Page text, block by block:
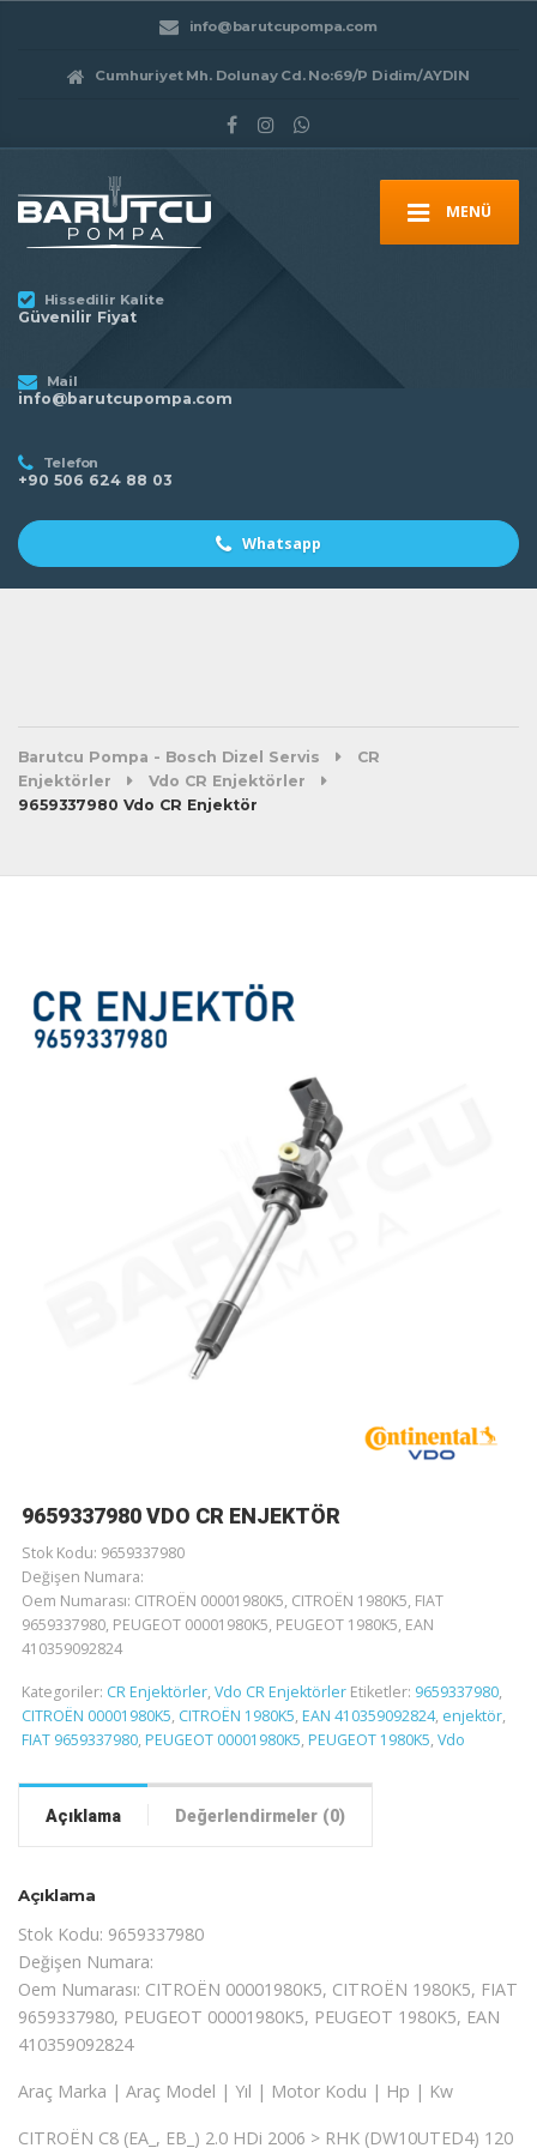
info@barutcupompa.com
Cumhuriyet Mh. Dolunay Cd. No:69/P Didim/AYDIN
MENÜ
Hissedilir Kalite
Güvenilir Fiyat
Mail
info@barutcupompa.com
Telefon
+90 506 624 88 03
Whatsapp
Barutcu Pompa - Bosch Dizel Servis
CR
Enjektörler
Vdo CR Enjektörler
9659337980 Vdo CR Enjektör
9659337980 VDO CR ENJEKTÖR
Stok Kodu: 9659337980
Değişen Numara:
Oem Numarası: CITROËN 00001980K5, CITROËN 1980K5, FIAT
9659337980, PEUGEOT 00001980K5, PEUGEOT 1980K5, EAN
410359092824
Kategoriler: CR Enjektörler, Vdo CR Enjektörler Etiketler: 9659337980,
CITROËN 00001980K5, CITROËN 1980K5, EAN 410359092824, enjektör,
FIAT 9659337980, PEUGEOT 00001980K5, PEUGEOT 1980K5, Vdo
Açıklama Değerlendirmeler (0)
Açıklama
Stok Kodu: 9659337980
Değişen Numara:
Oem Numarası: CITROËN 00001980K5, CITROËN 1980K5, FIAT
9659337980, PEUGEOT 00001980K5, PEUGEOT 1980K5, EAN
410359092824
Araç Marka | Araç Model | Yıl | Motor Kodu | Hp | Kw
CITROËN C8 (EA_, EB_) 2.0 HDi 2006 > RHK (DW10UTED4) 120